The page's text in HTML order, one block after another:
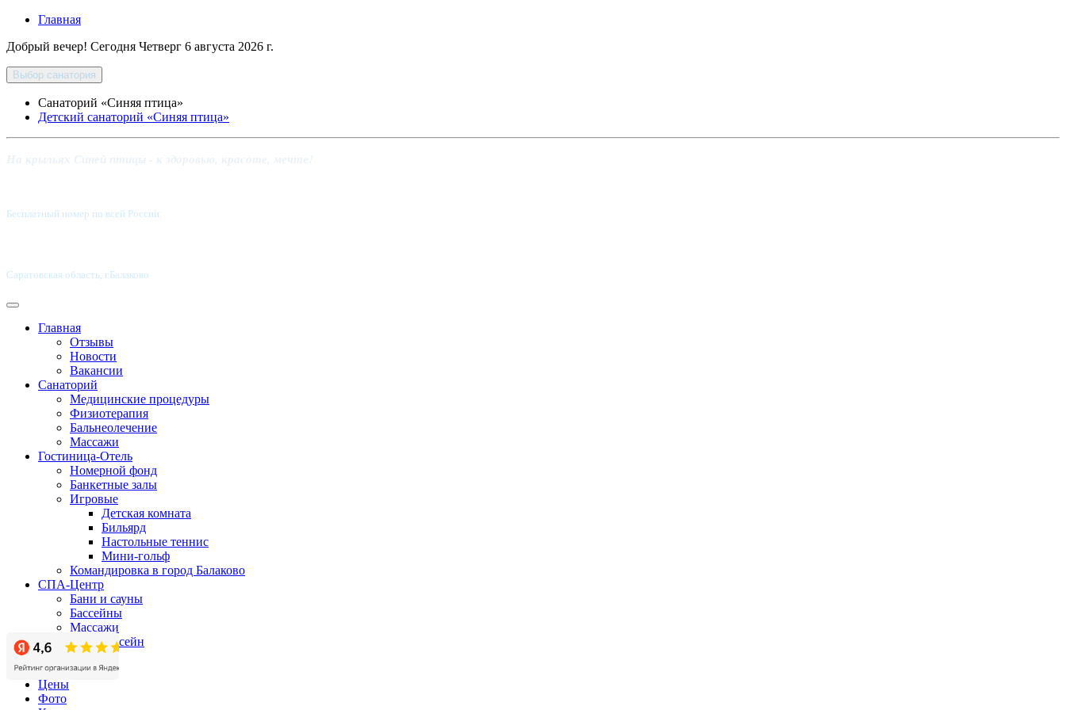
Главная
Добрый вечер! Сегодня Четверг 6 августа 2026 г.
Выбор санатория
Санаторий «Синяя птица»
Детский санаторий «Синяя птица»
Бесплатный номер по всей России:
Саратовская область, г.Балаково
Главная
Отзывы
Новости
Вакансии
Санаторий
Медицинские процедуры
Физиотерапия
Бальнеолечение
Массажи
Гостиница-Отель
Номерной фонд
Банкетные залы
Игровые
Детская комната
Бильярд
Настольные теннис
Мини-гольф
Командировка в город Балаково
СПА-Центр
Бани и сауны
Бассейны
Массажи
СПА-бассейн
Бизнес-центр
Акции
Цены
Фото